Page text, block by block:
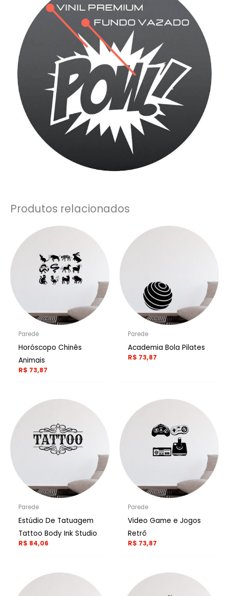
Produtos relacionados
Parede
Horóscopo Chinês
Animais
R$ 73,87
Parede
Academia Bola Pilates
R$ 73,87
Parede
Estúdio De Tatuagem
Tattoo Body Ink Studio
R$ 84,06
Parede
Video Game e Jogos
Retrô
R$ 73,87